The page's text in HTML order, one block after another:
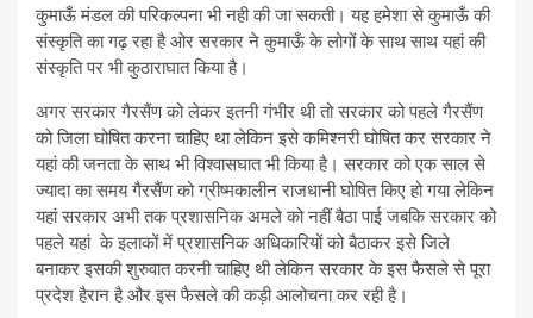
कुमाऊँ मंडल की परिकल्पना भी नही की जा सकती। यह हमेशा से कुमाऊँ की
संस्कृति का गढ़ रहा है ओर सरकार ने कुमाऊँ के लोगों के साथ साथ यहां की
संस्कृति पर भी कुठाराघात किया है।
अगर सरकार गैरसैंण को लेकर इतनी गंभीर थी तो सरकार को पहले गैरसैंण
को जिला घोषित करना चाहिए था लेकिन इसे कमिश्नरी घोषित कर सरकार ने
यहां की जनता के साथ भी विश्वासघात भी किया है। सरकार को एक साल से
ज्यादा का समय गैरसैंण को ग्रीष्मकालीन राजधानी घोषित किए हो गया लेकिन
यहां सरकार अभी तक प्रशासनिक अमले को नहीं बैठा पाई जबकि सरकार को
पहले यहां के इलाकों में प्रशासनिक अधिकारियों को बैठाकर इसे जिले
बनाकर इसकी शुरुवात करनी चाहिए थी लेकिन सरकार के इस फैसले से पूरा
प्रदेश हैरान है और इस फैसले की कड़ी आलोचना कर रही है।